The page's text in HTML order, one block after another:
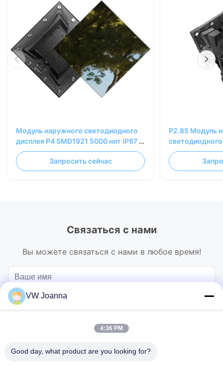
Модуль наружного светодиодного
дисплея P4 SMD1921 5000 нит IP67 с
передним обслуживанием 320x320
мм
Запросить сейчас
P2.85 Модуль
IP67 с
320x320 мм
Связаться с нами
Вы можете связаться с нами в любое время!
VW Joanna
4:36 PM
Good day, what product are you looking for?